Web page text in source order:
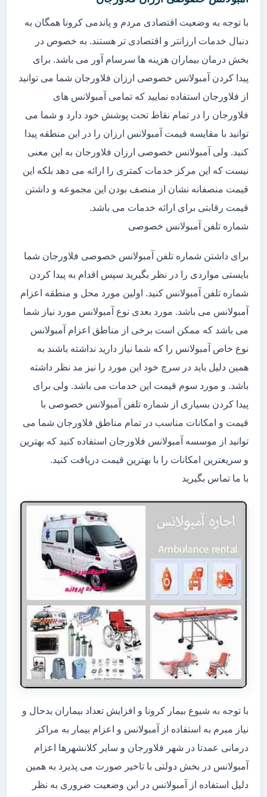
با توجه به وضعیت اقتصادی مردم و پاندمی کرونا همگان به
دنبال خدمات ارزانتر و اقتصادی تر هستند. به خصوص در
بخش درمان بیماران هزینه ها سرسام آور می باشد. برای
پیدا کردن آمبولانس خصوصی ارزان فلاورجان شما می توانید
از فلاورجان استفاده نمایید که تمامی آمبولانس های
فلاورجان را در تمام نقاط تحت پوشش خود دارد و شما می
توانید با مقایسه قیمت آمبولانس ارزان را در این منطقه پیدا
کنید. ولی آمبولانس خصوصی ارزان فلاورجان به این معنی
نیست که این مرکز خدمات کمتری را ارائه می دهد بلکه این
قیمت منصفانه نشان از منصف بودن این مجموعه و داشتن
قیمت رقابتی برای ارائه خدمات می باشد.
شماره تلفن آمبولانس خصوصی
برای داشتن شماره تلفن آمبولانس خصوصی فلاورجان شما
بایستی مواردی را در نظر بگیرید سپس اقدام به پیدا کردن
شماره تلفن آمبولانس کنید. اولین مورد محل و منطقه اعزام
آمبولانس می باشد. مورد بعدی نوع آمبولانس مورد نیاز شما
می باشد که ممکن است برخی از مناطق اعزام آمبولانس
نوع خاص آمبولانس را که شما نیاز دارید نداشته باشند به
همین دلیل باید در سرچ خود این مورد را نیز مد نظر داشته
باشد. و مورد سوم قیمت این خدمات می باشد. ولی برای
پیدا کردن بسیاری از شماره تلفن آمبولانس خصوصی با
قیمت و امکانات مناسب در تمام مناطق فلاورجان شما می
توانید از موسسه آمبولانس فلاورجان استفاده کنید که بهترین
و سریعترین امکانات را با بهترین قیمت دریافت کنید.
با ما تماس بگیرید
با توجه به شیوع بیمار کرونا و افزایش تعداد بیماران بدحال و
نیاز مبرم به استفاده از آمبولانس و اعزام بیمار به مراکز
درمانی عمدتا در شهر فلاورجان و سایر کلانشهرها اعزام
آمبولانس در بخش دولتی با تاخیر صورت می پذیرد به همین
دلیل استفاده از آمبولانس در این وضعیت ضروری به نظر